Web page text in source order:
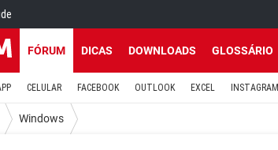
FÓRUM DICAS DOWNLOADS GLOSSÁRIO
CELULAR FACEBOOK OUTLOOK EXCEL INSTAGRAM
Windows